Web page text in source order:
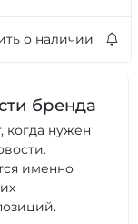
о наличии
бренда
нужен
именно